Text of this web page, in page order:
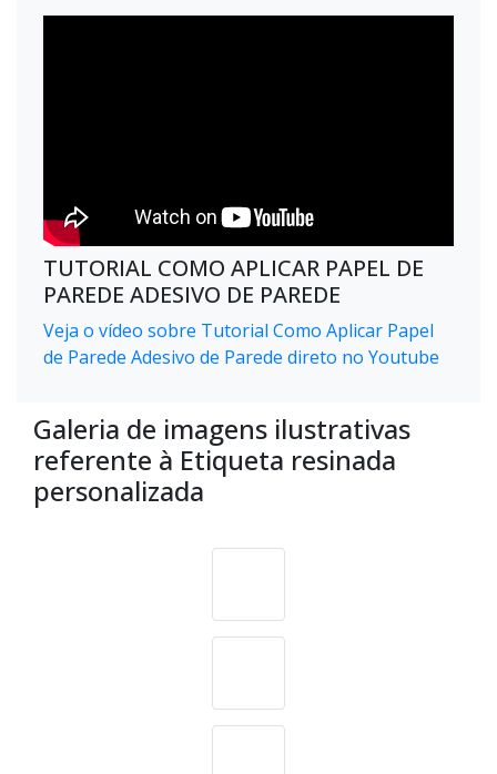
TUTORIAL COMO APLICAR PAPEL DE
PAREDE ADESIVO DE PAREDE
Veja o vídeo sobre Tutorial Como Aplicar Papel
de Parede Adesivo de Parede direto no Youtube
Galeria de imagens ilustrativas
referente à Etiqueta resinada
personalizada